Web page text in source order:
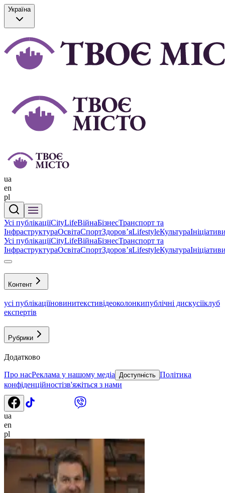
Україна
ua
en
pl
Усі публікаціїCityLifeВійнаБізнесТранспорт та
ІнфраструктураОсвітаСпортЗдоровʼяLifestyleКультура
Усі публікаціїCityLifeВійнаБізнесТранспорт та
ІнфраструктураОсвітаСпортЗдоровʼяLifestyleКультура
Контент
усі публікаціїновинитекстивідеоколонкипублічні дискусіїклуб
експертів
Рубрики
Додатково
Про насРеклама у нашому медіа Доступність Політика
конфіденційностізв'яжіться з нами
ua
en
pl